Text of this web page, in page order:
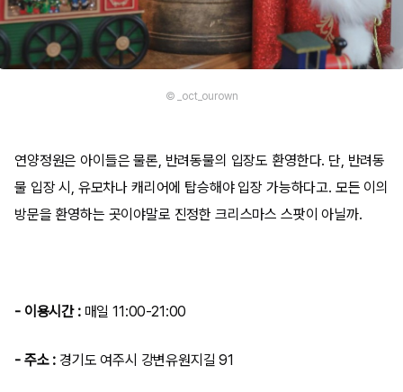
© _oct_ourown
연양정원은 아이들은 물론, 반려동물의 입장도 환영한다. 단, 반려동
물 입장 시, 유모차나 캐리어에 탑승해야 입장 가능하다고. 모든 이의
방문을 환영하는 곳이야말로 진정한 크리스마스 스팟이 아닐까.
- 이용시간 :매일 11:00-21:00
- 주소 : 경기도 여주시 강변유원지길 91